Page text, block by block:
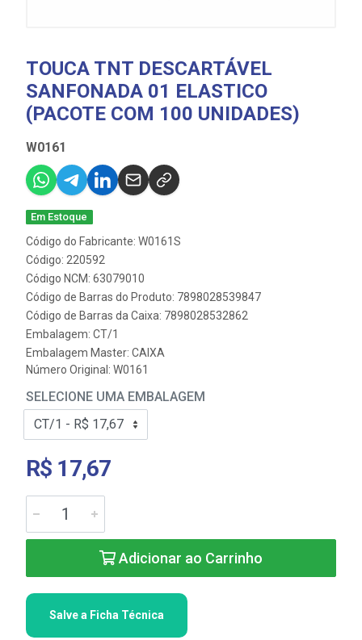
TOUCA TNT DESCARTÁVEL
SANFONADA 01 ELASTICO
(PACOTE COM 100 UNIDADES)
W0161
Em Estoque
Código do Fabricante: W0161S
Código: 220592
Código NCM: 63079010
Código de Barras do Produto: 7898028539847
Código de Barras da Caixa: 7898028532862
Embalagem: CT/1
Embalagem Master: CAIXA
Número Original: W0161
SELECIONE UMA EMBALAGEM
R$ 17,67
Adicionar ao Carrinho
Salve a Ficha Técnica